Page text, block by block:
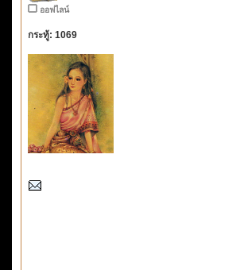
ออฟไลน์
กระทู้: 1069